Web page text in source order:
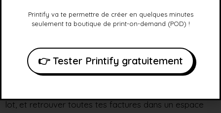
notification au client, facturation.
Tu peuxpersonnaliser les délais de mise en
lot, et retrouver toutes tes factures dans un espace
Printify va te permettre de créer en quelques minutes
seulement ta boutique de print-on-demand (POD) !
👉 Tester Printify gratuitement